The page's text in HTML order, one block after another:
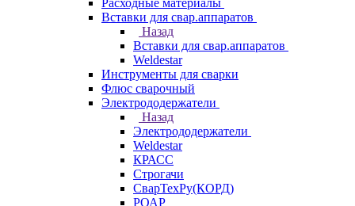
Расходные материалы
Вставки для свар.аппаратов
Назад
Вставки для свар.аппаратов
Weldestar
Инструменты для сварки
Флюс сварочный
Электрододержатели
Назад
Электрододержатели
Weldestar
КРАСС
Строгачи
СварТехРу(КОРД)
РОАР